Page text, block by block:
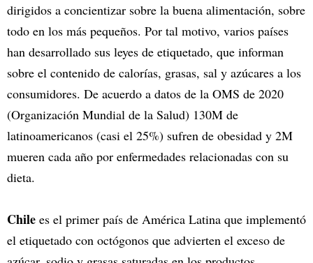
dirigidos a concientizar sobre la buena alimentación, sobre
todo en los más pequeños. Por tal motivo, varios países
han desarrollado sus leyes de etiquetado, que informan
sobre el contenido de calorías, grasas, sal y azúcares a los
consumidores. De acuerdo a datos de la OMS de 2020
(Organización Mundial de la Salud) 130M de
latinoamericanos (casi el 25%) sufren de obesidad y 2M
mueren cada año por enfermedades relacionadas con su
dieta.
Chile es el primer país de América Latina que implementó
el etiquetado con octógonos que advierten el exceso de